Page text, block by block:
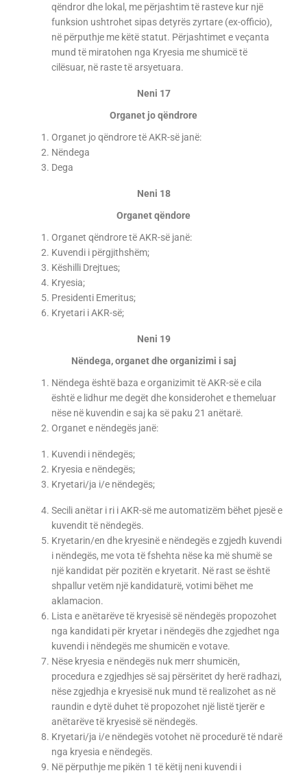
qëndror dhe lokal, me përjashtim të rasteve kur një
funksion ushtrohet sipas detyrës zyrtare (ex-officio),
në përputhje me këtë statut. Përjashtimet e veçanta
mund të miratohen nga Kryesia me shumicë të
cilësuar, në raste të arsyetuara.
Neni 17
Organet jo qëndrore
Organet jo qëndrore të AKR-së janë:
Nëndega
Dega
Neni 18
Organet qëndore
Organet qëndrore të AKR-së janë:
Kuvendi i përgjithshëm;
Këshilli Drejtues;
Kryesia;
Presidenti Emeritus;
Kryetari i AKR-së;
Neni 19
Nëndega, organet dhe organizimi i saj
Nëndega është baza e organizimit të AKR-së e cila
është e lidhur me degët dhe konsiderohet e themeluar
nëse në kuvendin e saj ka së paku 21 anëtarë.
Organet e nëndegës janë:
Kuvendi i nëndegës;
Kryesia e nëndegës;
Kryetari/ja i/e nëndegës;
Secili anëtar i ri i AKR-së me automatizëm bëhet pjesë e
kuvendit të nëndegës.
Kryetarin/en dhe kryesinë e nëndegës e zgjedh kuvendi
i nëndegës, me vota të fshehta nëse ka më shumë se
një kandidat për pozitën e kryetarit. Në rast se është
shpallur vetëm një kandidaturë, votimi bëhet me
aklamacion.
Lista e anëtarëve të kryesisë së nëndegës propozohet
nga kandidati për kryetar i nëndegës dhe zgjedhet nga
kuvendi i nëndegës me shumicën e votave.
Nëse kryesia e nëndegës nuk merr shumicën,
procedura e zgjedhjes së saj përsëritet dy herë radhazi,
nëse zgjedhja e kryesisë nuk mund të realizohet as në
raundin e dytë duhet të propozohet një listë tjerër e
anëtarëve të kryesisë së nëndegës.
Kryetari/ja i/e nëndegës votohet në procedurë të ndarë
nga kryesia e nëndegës.
Në përputhje me pikën 1 të këtij neni kuvendi i